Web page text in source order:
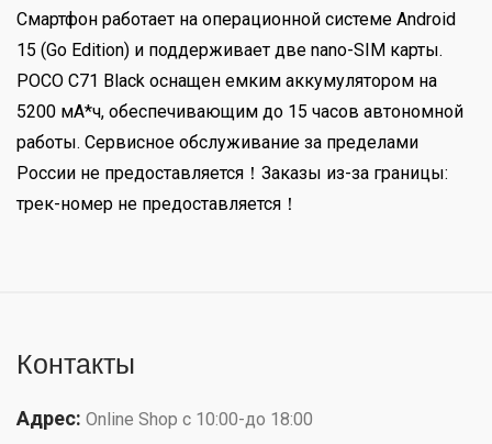
Смартфон работает на операционной системе Android
15 (Go Edition) и поддерживает две nano-SIM карты.
POCO C71 Black оснащен емким аккумулятором на
5200 мА*ч, обеспечивающим до 15 часов автономной
работы. Сервисное обслуживание за пределами
России не предоставляется！Заказы из-за границы:
трек-номер не предоставляется！
Контакты
Адрес: Online Shop с 10:00-до 18:00